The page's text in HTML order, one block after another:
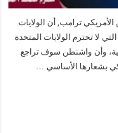
ترامب, أن الولايات
تحترم الولايات المتحدة
وأن واشنطن سوف تراجع
بشعارها الأساسي …